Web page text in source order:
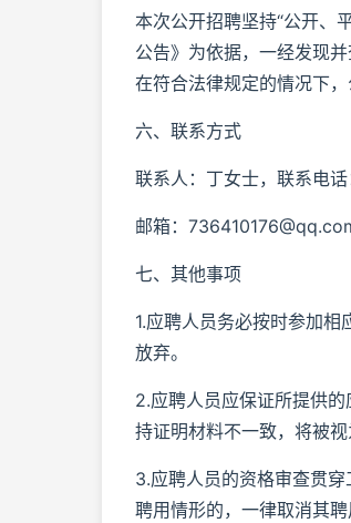
本次公开招聘坚持“公开、
公告》为依据，一经发现
在符合法律规定的情况下
六、联系方式
联系人：丁女士，联系电
邮箱：
七、其他事项
1.应聘人员务必按时参加
放弃。
2.应聘人员应保证所提供
持证明材料不一致，将被
3.应聘人员的资格审查贯
聘用情形的，一律取消其聘